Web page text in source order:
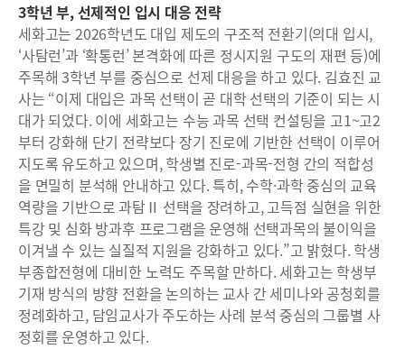
3학년 부, 선제적인 입시 대응 전략
세화고는 2026학년도 대입 제도의 구조적 전환기(의대 입시,
‘사탐런’과 ‘확통런’ 본격화에 따른 정시지원 구도의 재편 등)에
주목해 3학년 부를 중심으로 선제 대응을 하고 있다. 김효진 교
사는 “이제 대입은 과목 선택이 곧 대학 선택의 기준이 되는 시
대가 되었다. 이에 세화고는 수능 과목 선택 컨설팅을 고1~고2
부터 강화해 단기 전략보다 장기 진로에 기반한 선택이 이루어
지도록 유도하고 있으며, 학생별 진로-과목-전형 간의 적합성
을 면밀히 분석해 안내하고 있다. 특히, 수학·과학 중심의 교육
역량을 기반으로 과탐Ⅱ 선택을 장려하고, 고득점 실현을 위한
특강 및 심화 방과후 프로그램을 운영해 선택과목의 불이익을
이겨낼 수 있는 실질적 지원을 강화하고 있다.”고 밝혔다. 학생
부종합전형에 대비한 노력도 주목할 만하다. 세화고는 학생부
기재 방식의 방향 전환을 논의하는 교사 간 세미나와 공청회를
정례화하고, 담임교사가 주도하는 사례 분석 중심의 그룹별 사
정회를 운영하고 있다.